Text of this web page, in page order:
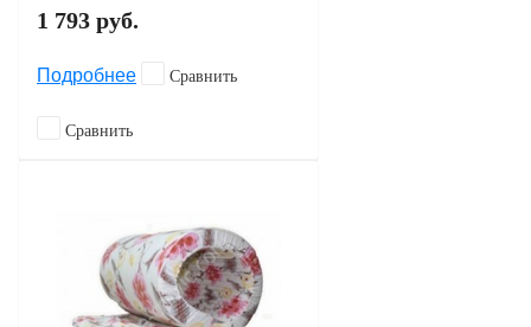
1 793 руб.
Подробнее Сравнить
Сравнить